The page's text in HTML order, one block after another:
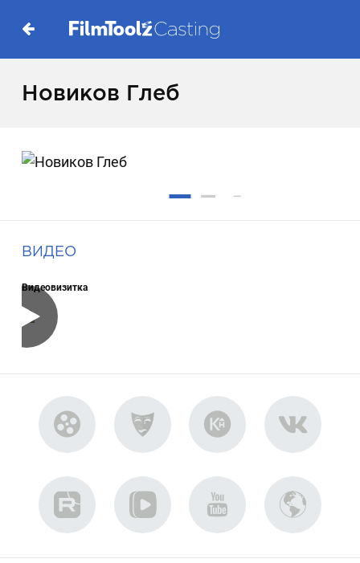
Новиков Глеб
ВИДЕО
Видеовизитка